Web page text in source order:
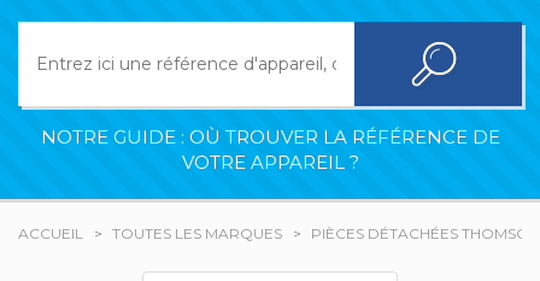
NOTRE GUIDE : OÙ TROUVER LA RÉFÉRENCE DE
VOTRE APPAREIL ?
ACCUEIL TOUTES LES MARQUES PIÈCES DÉTACHÉES THOMSON